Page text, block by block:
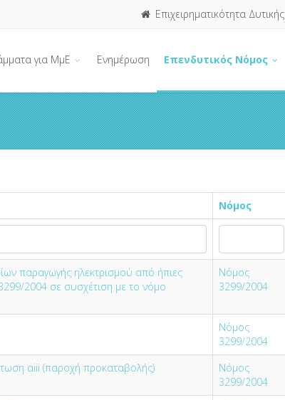
Επιχειρηματικότητα
για ΜμΕ Ενημέρωση Επενδυτικός Νόμος
Νόμος
παραγωγής ηλεκτρισμού από ήπιες
2004 σε συσχέτιση με το νόμο
Νόμος
3299/2004
Νόμος
3299/2004
αiii (παροχή προκαταβολής)
Νόμος
3299/2004